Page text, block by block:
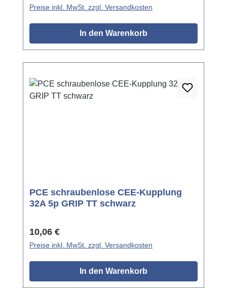
Preise inkl. MwSt. zzgl. Versandkosten
In den Warenkorb
PCE schraubenlose CEE-Kupplung
32A 5p GRIP TT schwarz
Regulärer Preis:
10,06 €
Preise inkl. MwSt. zzgl. Versandkosten
In den Warenkorb